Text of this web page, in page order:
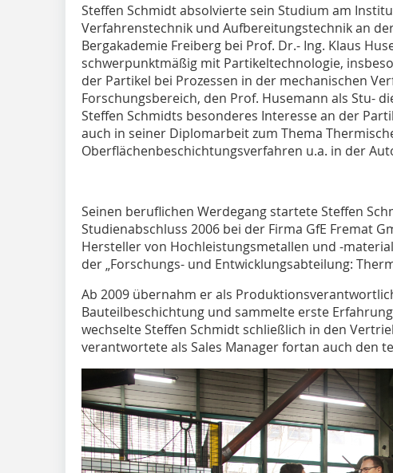
Steffen Schmidt absolvierte sein Studium am
Verfahrenstechnik und Aufbereitungstechnik an
Bergakademie Freiberg bei Prof. Dr.- Ing. Klaus
schwerpunktmäßig mit Partikeltechnologie,
der Partikel bei Prozessen in der mechanischen
Forschungsbereich, den Prof. Husemann als Stu-
Steffen Schmidts besonderes Interesse an der
auch in seiner Diplomarbeit zum Thema
Oberflächenbeschichtungsverfahren u.a. in der
Seinen beruflichen Werdegang startete Steffen
Studienabschluss 2006 bei der Firma GfE Fremat
Hersteller von Hochleistungsmetallen und -
der „Forschungs- und Entwicklungsabteilung:
Ab 2009 übernahm er als
Bauteilbeschichtung und sammelte erste
wechselte Steffen Schmidt schließlich in den
verantwortete als Sales Manager fortan auch den